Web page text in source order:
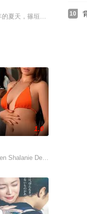
羁，常常跟她的好闺蜜一起
淳一故事 1 同名小说由黑
的夏天，篠垣远马（菅田将
要找出躲在屏幕背后的始作
fath
1.0
Shalanie De Vera and
10